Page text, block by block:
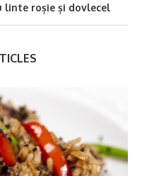
linte roșie și dovlecel